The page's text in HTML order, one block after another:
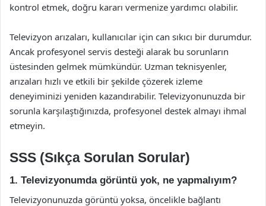
kontrol etmek, doğru kararı vermenize yardımcı olabilir.
Televizyon arızaları, kullanıcılar için can sıkıcı bir durumdur.
Ancak profesyonel servis desteği alarak bu sorunların
üstesinden gelmek mümkündür. Uzman teknisyenler,
arızaları hızlı ve etkili bir şekilde çözerek izleme
deneyiminizi yeniden kazandırabilir. Televizyonunuzda bir
sorunla karşılaştığınızda, profesyonel destek almayı ihmal
etmeyin.
SSS (Sıkça Sorulan Sorular)
1. Televizyonumda görüntü yok, ne yapmalıyım?
Televizyonunuzda görüntü yoksa, öncelikle bağlantı